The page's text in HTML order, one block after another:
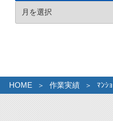
ー
HOME 作業実績 ﾏﾝｼ